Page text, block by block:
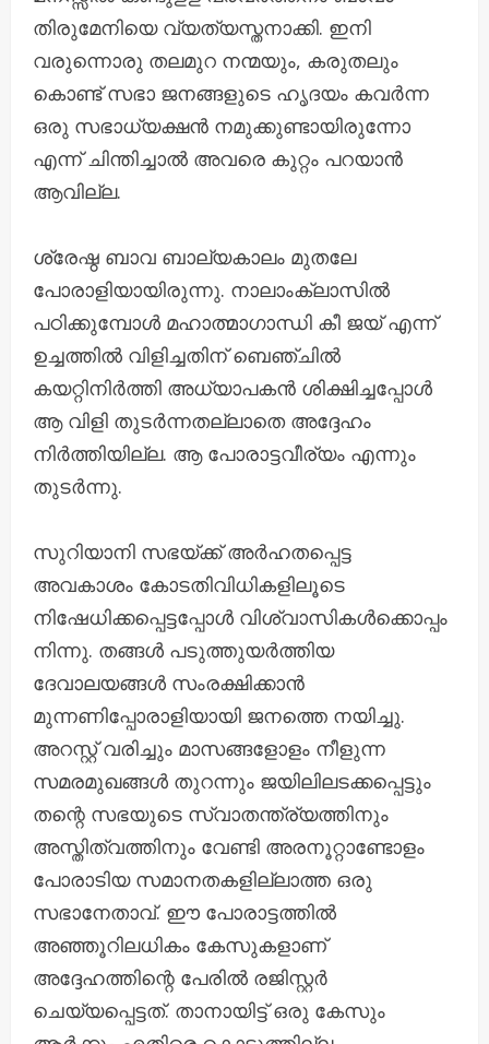
തിരുമേനിയെ വ്യത്യസ്തനാക്കി. ഇനി
വരുന്നൊരു തലമുറ നന്മയും, കരുതലും
കൊണ്ട് സഭാ ജനങ്ങളുടെ ഹൃദയം കവർന്ന
ഒരു സഭാധ്യക്ഷൻ നമുക്കുണ്ടായിരുന്നോ
എന്ന് ചിന്തിച്ചാൽ അവരെ കുറ്റം പറയാൻ
ആവില്ല.
ശ്രേഷ്ഠ ബാവ ബാല്യകാലം മുതലേ
പോരാളിയായിരുന്നു. നാലാംക്ലാസിൽ
പഠിക്കുമ്പോൾ മഹാത്മാഗാന്ധി കീ ജയ് എന്ന്
ഉച്ചത്തിൽ വിളിച്ചതിന്‌ ബെഞ്ചിൽ
കയറ്റിനിർത്തി അധ്യാപകൻ ശിക്ഷിച്ചപ്പോൾ
ആ വിളി തുടർന്നതല്ലാതെ അദ്ദേഹം
നിർത്തിയില്ല. ആ പോരാട്ടവീര്യം എന്നും
തുടർന്നു.
സുറിയാനി സഭയ്ക്ക്‌ അർഹതപ്പെട്ട
അവകാശം കോടതിവിധികളിലൂടെ
നിഷേധിക്കപ്പെട്ടപ്പോൾ വിശ്വാസികൾക്കൊപ്പം
നിന്നു. തങ്ങൾ പടുത്തുയർത്തിയ
ദേവാലയങ്ങൾ സംരക്ഷിക്കാൻ
മുന്നണിപ്പോരാളിയായി ജനത്തെ നയിച്ചു.
അറസ്റ്റ് വരിച്ചും മാസങ്ങളോളം നീളുന്ന
സമരമുഖങ്ങൾ തുറന്നും ജയിലിലടക്കപ്പെട്ടും
തന്റെ സഭയുടെ സ്വാതന്ത്ര്യത്തിനും
അസ്തിത്വത്തിനും വേണ്ടി അരനൂറ്റാണ്ടോളം
പോരാടിയ സമാനതകളില്ലാത്ത ഒരു
സഭാനേതാവ്. ഈ പോരാട്ടത്തിൽ
അഞ്ഞൂറിലധികം കേസുകളാണ്
അദ്ദേഹത്തിന്റെ പേരിൽ രജിസ്റ്റർ
ചെയ്യപ്പെട്ടത്. താനായിട്ട് ഒരു കേസും